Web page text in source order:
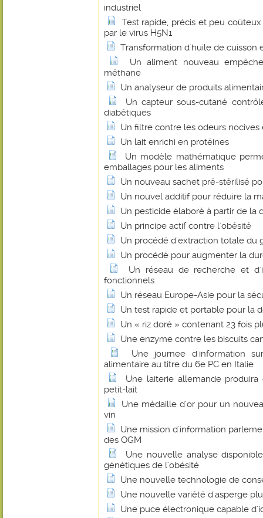
industriel
Test rapide, précis et peu
par le virus H5N1
Transformation d'huile de cuisson
Un aliment nouveau
méthane
Un analyseur de produits
Un capteur sous-cutané
diabétiques
Un filtre contre les odeurs nocives
Un lait enrichi en protéines
Un modèle mathématique
emballages pour les aliments
Un nouveau sachet pré-stérilisé
Un nouvel additif pour réduire la
Un pesticide élaboré à partir de la
Un principe actif contre l'obésité
Un procédé d'extraction totale du
Un procédé pour augmenter la
Un réseau de recherche et
fonctionnels
Un réseau Europe-Asie pour la
Un test rapide et portable pour la
Un « riz doré » contenant 23 fois
Une enzyme contre les biscuits
Une journee d'information
alimentaire au titre du 6e PC en Italie
Une laiterie allemande
petit-lait
Une médaille d'or pour un
vin
Une mission d'information
des OGM
Une nouvelle analyse
génétiques de l'obésité
Une nouvelle technologie de
Une nouvelle variété d'asperge
Une puce électronique capable